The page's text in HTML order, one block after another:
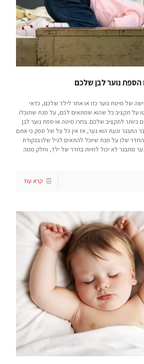
נוער לבן שלכם
של מיטת נוער כזו או אחר לילד שלכם, כדאי
על תקציב כל שהוא שמתאים לכם, על מנת שתוכלו
ביותר לתקציב שלכם. בחרו מיטה או ספת נוער לבן
התבגר וכעת הוא נער, אז אין כל צל של ספק כי אתם
החדר שלו על מנת שיוכל להתאים לגיל שלו בנקודת
נער מתבגר לא יכול לחיות בחדר של ילד, וחלק ממה
קרא עוד